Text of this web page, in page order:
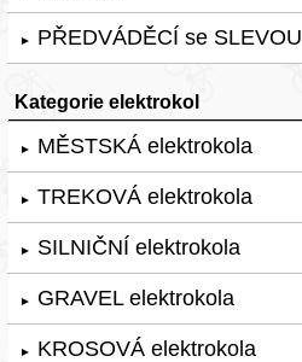
► PŘEDVÁDĚCÍ se SLEVOU
Kategorie elektrokol
► MĚSTSKÁ elektrokola
► TREKOVÁ elektrokola
► SILNIČNÍ elektrokola
► GRAVEL elektrokola
► KROSOVÁ elektrokola